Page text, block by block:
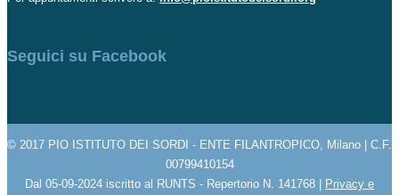
Seguici su Facebook
© 2017 PIO ISTITUTO DEI SORDI - ENTE FILANTROPICO, Milano | C.F.
00799410154
Dal 05-09-2024 iscritto al RUNTS - Repertorio N. 141768 | Privacy e